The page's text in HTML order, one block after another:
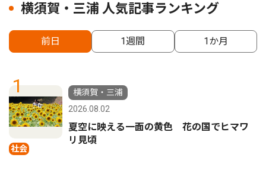
横須賀・三浦 人気記事ランキング
前日 1週間 1か月
1
社会
横須賀・三浦
2026.08.02
夏空に映える一面の黄色 花の国でヒマワ
リ見頃